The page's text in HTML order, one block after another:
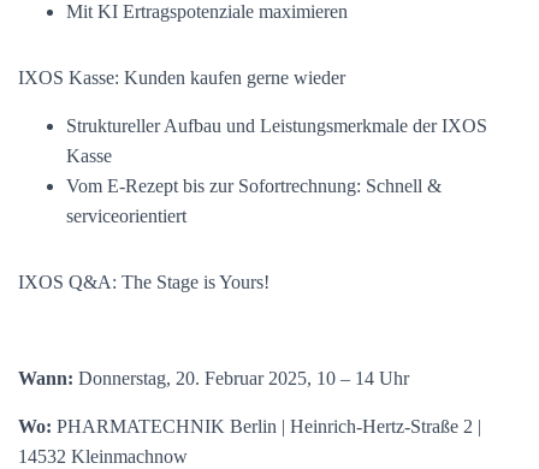
Mit KI Ertragspotenziale maximieren
IXOS Kasse: Kunden kaufen gerne wieder
Struktureller Aufbau und Leistungsmerkmale der IXOS
Kasse
Vom E-Rezept bis zur Sofortrechnung: Schnell &
serviceorientiert
IXOS Q&A: The Stage is Yours!
Wann: Donnerstag, 20. Februar 2025, 10 – 14 Uhr
Wo: PHARMATECHNIK Berlin | Heinrich-Hertz-Straße 2 |
14532 Kleinmachnow